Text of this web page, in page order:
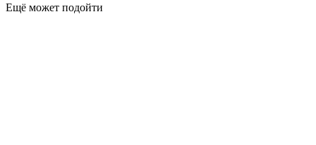
Ещё может подойти